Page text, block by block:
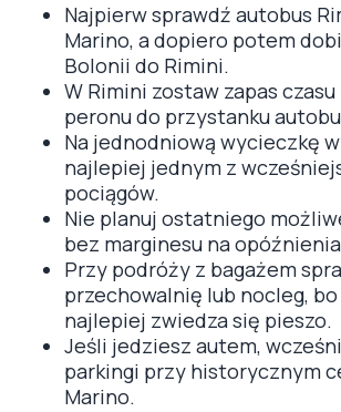
Najpierw sprawdź autobus
Marino, a dopiero potem
Bolonii do Rimini.
W Rimini zostaw zapas
peronu do przystanku
Na jednodniową wycieczkę
najlepiej jednym z
pociągów.
Nie planuj ostatniego
bez marginesu na
Przy podróży z bagażem
przechowalnię lub nocleg, bo
najlepiej zwiedza się pieszo.
Jeśli jedziesz autem,
parkingi przy historycznym
Marino.